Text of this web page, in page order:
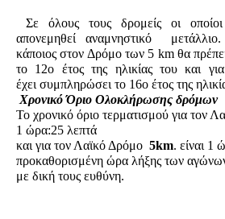
Σε όλους τους δρομείς οι
απονεμηθεί αναμνηστικό
κάποιος στον Δρόμο των 5 km θα
το 12ο έτος της ηλικίας τουκαι
έχει συμπληρώσει το 16ο έτος της
Χρονικό Όριο Ολοκλήρωσης δρόμων
Το χρονικό όριο τερματισμού για τον
1 ώρα:25 λεπτά
και για τον Λαϊκό Δρόμο 5km. είναι 1
προκαθορισμένη ώρα λήξης των αγώνων
με δική τους ευθύνη.